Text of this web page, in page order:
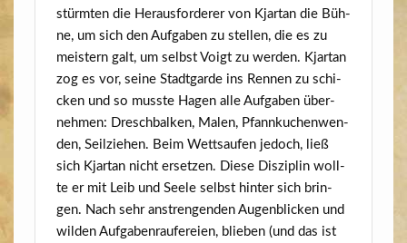
stürm­ten die Her­aus­for­de­rer von Kjar­tan die Büh­
ne, um sich den Auf­ga­ben zu stel­len, die es zu
meis­tern galt, um selbst Voigt zu wer­den. Kjar­tan
zog es vor, sei­ne Stadt­gar­de ins Ren­nen zu schi­
cken und so muss­te Hagen alle Auf­ga­ben über­
neh­men: Dresch­bal­ken, Malen, Pfann­ku­chen­wen­
den, Seil­zie­hen. Beim Wetts­au­fen jedoch, ließ
sich Kjar­tan nicht erset­zen. Die­se Dis­zi­plin woll­
te er mit Leib und See­le selbst hin­ter sich brin­
gen. Nach sehr anstren­gen­den Augen­bli­cken und
wil­den Auf­ga­ben­rau­fe­rei­en, blie­ben (und das ist